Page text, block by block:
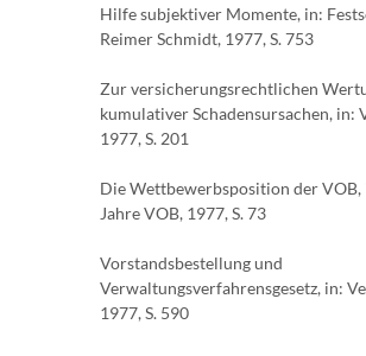
Hilfe subjektiver Momente, in:
Reimer Schmidt, 1977, S. 753
Zur versicherungsrechtlichen
kumulativer Schadensursachen, in:
1977, S. 201
Die Wettbewerbsposition der VOB,
Jahre VOB, 1977, S. 73
Vorstandsbestellung und
Verwaltungsverfahrensgesetz, in:
1977, S. 590